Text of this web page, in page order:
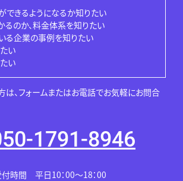
できるようになるか知りたい
るのか、料金体系を知りたい
る企業の事例を知りたい
い
い
は、フォームまたはお電話でお気軽にお問合
1791-8946
付時間 平日10：00～18：00